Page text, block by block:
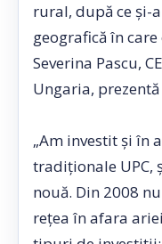
rural, după ce şi-
geografică în
Severina Pascu,
Ungaria, prezentă
„Am investit şi în
tradiţionale UPC,
nouă. Din 2008
reţea în afara